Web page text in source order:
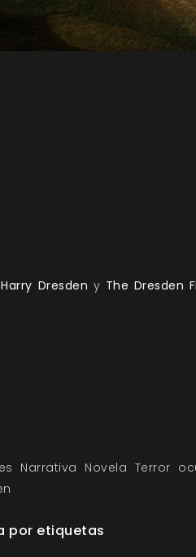
Harry Dresden y The Dresden
Narrativa Novela Terror
por etiquetas